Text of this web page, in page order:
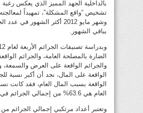
بالداخلية الجهد المميز الذي يعكس
تشخيص “واقع المشكلة”، تمهيداً
وشهر مايو 2012 أكثر الشهور في
بباقي الشهور.
الضارة بالمصلحة العامة، والجرائم
والجرائم الواقعة على العرض والسمعة،
الواقعة على المال، نجد أن أكبر نسبة
الواقعة بسبب المال العام، فقد كانت
العام هي 63.6% من إجمالي الجرائم في عام 2012.
وتعتبر أعداد مرتكبي إجمالي الجرائم من